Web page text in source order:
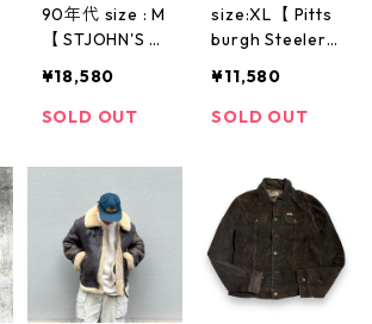
90年代 size : M
【 STJOHN'S B
ャケット B-3タ
イプ ブラウン
トジャケット
古着 古着屋 高
円寺 ビンテー
¥18,580
SOLD OUT
size:XL【 Pitts
burgh Steelers
グ・スティーラ
ーズ レザージ
アムジャンパー
スタジャン ワ
ッペン NFL ブ
ラック イエロ
ー 黒 黄色 古着
¥11,580
SOLD OUT